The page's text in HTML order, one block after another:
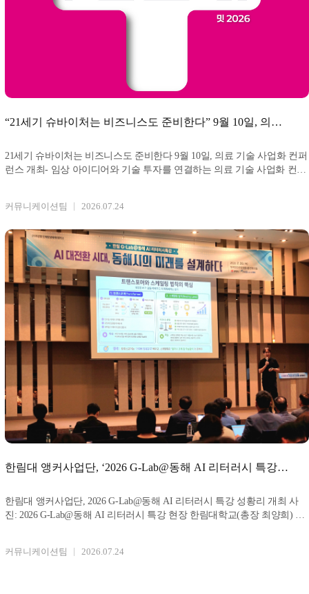
“21세기 슈바이처는 비즈니스도 준비한다” 9월 10일, 의료
21세기 슈바이처는 비즈니스도 준비한다 9월 10일, 의료 기술 사업화 컨퍼
런스 개최- 임상 아이디어와 기술 투자를 연결하는 의료 기술 사업화 컨퍼
커뮤니케이션팀 2026.07.24
한림대 앵커사업단, ‘2026 G-Lab@동해 AI 리터러시 특강’
한림대 앵커사업단, 2026 G-Lab@동해 AI 리터러시 특강 성황리 개최 사
진: 2026 G-Lab@동해 AI 리터러시 특강 현장 한림대학교(총장 최양희) 앵
커뮤니케이션팀 2026.07.24